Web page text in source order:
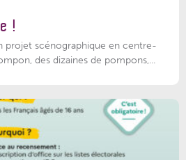
!
projet scénographique en centre-
des dizaines de pompons,...